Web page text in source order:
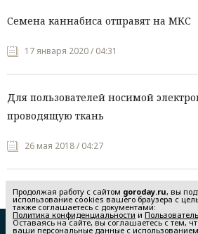
Семена каннабиса отправят на МКС
17 января 2020 / 04:31
Для пользователей носимой
проводящую ткань
26 мая 2018 / 04:27
Редакция
Продолжая работу с сайтом goroday.ru, вы
использование cookies вашего браузера с
также соглашаетесь с документами:
Политика конфиденциальности и
Оставаясь на сайте, вы соглашаетесь с тем,
ваши персональные данные с